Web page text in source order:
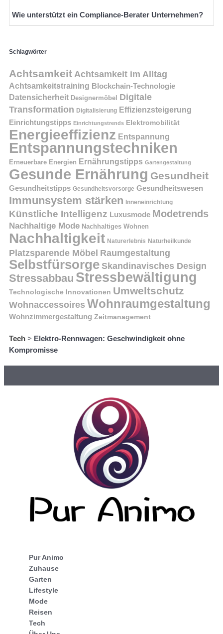
Wie unterstützt ein Compliance-Berater Unternehmen?
Schlagwörter
AchtsamkeitAchtsamkeit im Alltag
Achtsamkeitstraining Blockchain-Technologie
Datensicherheit Designermöbel
Digitale
Transformation Digitalisierung Effizienzsteigerung
Einrichtungstipps Einrichtungstrends Elektromobilität
Energieeffizienz Entspannung
Entspannungstechniken
Erneuerbare Energien Ernährungstipps Gartengestaltung
Gesunde Ernährung Gesundheit
Gesundheitstipps Gesundheitsvorsorge Gesundheitswesen
Immunsystem stärken Inneneinrichtung
Künstliche Intelligenz Luxusmode Modetrends
Nachhaltige Mode Nachhaltiges Wohnen
Nachhaltigkeit Naturerlebnis Naturheilkunde
Platzsparende Möbel Raumgestaltung
Selbstfürsorge Skandinavisches Design
Stressabbau Stressbewältigung
Technologische Innovationen Umweltschutz
Wohnaccessoires Wohnraumgestaltung
Wohnzimmergestaltung Zeitmanagement
Tech > Elektro-Rennwagen: Geschwindigkeit ohne
Kompromisse
Pur Animo
Zuhause
Garten
Lifestyle
Mode
Reisen
Tech